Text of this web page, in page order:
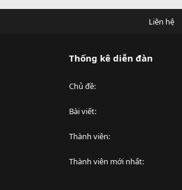
Liên hệ
Thống kê diễn đàn
Chủ đề
Bài viết
Thành viên
Thành viên mới nhất